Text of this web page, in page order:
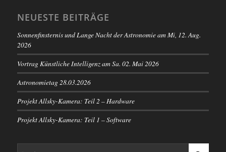
NEUESTE BEITRÄGE
Sonnenfinsternis und Lange Nacht der Astronomie am Mi, 12. Aug.
2026
Vortrag Künstliche Intelligenz am Sa. 02. Mai 2026
Astronomietag 28.03.2026
Projekt Allsky-Kamera: Teil 2 – Hardware
Projekt Allsky-Kamera: Teil 1 – Software